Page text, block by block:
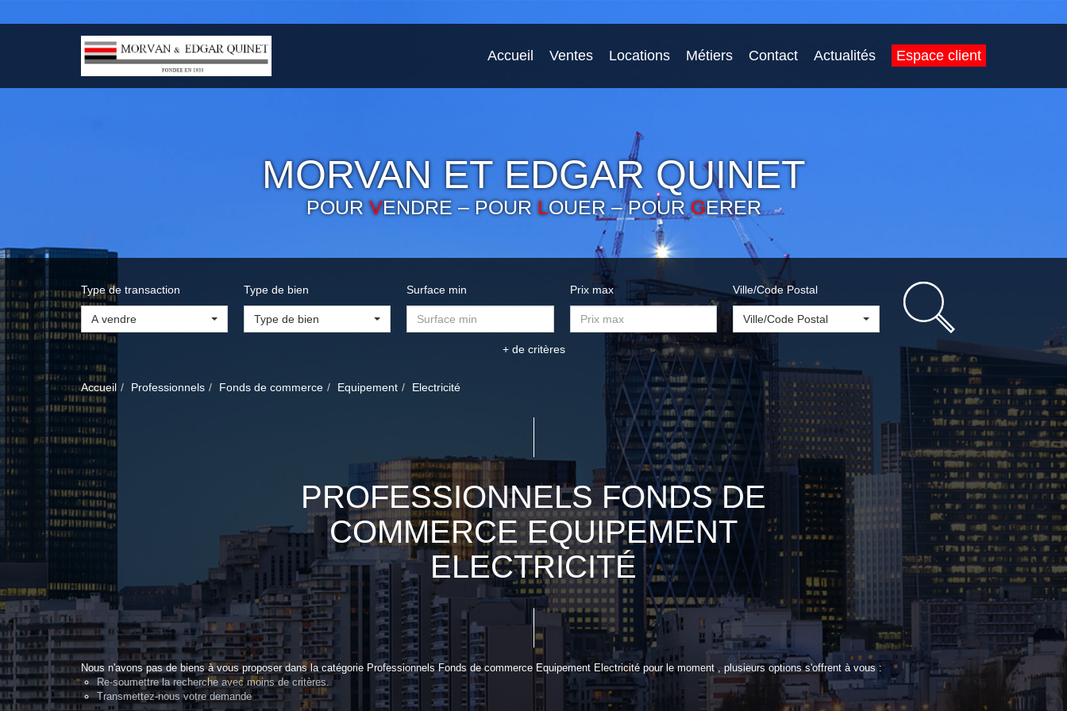
Accueil Ventes Locations Métiers Contact Actualités Espace client
MORVAN ET EDGAR QUINET
POURVENDRE – POUR LOUER – POURGERER
Type de transaction
A vendre
Type de bien
Type de bien
Surface min Prix max Ville/Code Postal
Ville/Code Postal
+ de critères
Accueil Professionnels Fonds de commerce Equipement Electricité
PROFESSIONNELS FONDS DE
COMMERCE EQUIPEMENT
ELECTRICITÉ
Nous n'avons pas de biens à vous proposer dans la catégorie Professionnels Fonds de commerce Equipement Electricité pour le moment , plusieurs options s'offrent à vous :
Re-soumettre la recherche avec moins de critères.
Transmettez-nous votre demande